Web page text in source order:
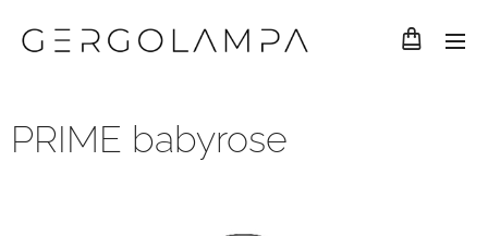
PRIME babyrose